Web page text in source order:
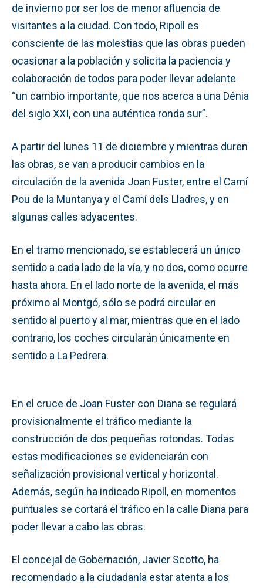
de invierno por ser los de menor afluencia de
visitantes a la ciudad. Con todo, Ripoll es
consciente de las molestias que las obras pueden
ocasionar a la población y solicita la paciencia y
colaboración de todos para poder llevar adelante
“un cambio importante, que nos acerca a una Dénia
del siglo XXI, con una auténtica ronda sur”.
A partir del lunes 11 de diciembre y mientras duren
las obras, se van a producir cambios en la
circulación de la avenida Joan Fuster, entre el Camí
Pou de la Muntanya y el Camí dels Lladres, y en
algunas calles adyacentes.
En el tramo mencionado, se establecerá un único
sentido a cada lado de la vía, y no dos, como ocurre
hasta ahora. En el lado norte de la avenida, el más
próximo al Montgó, sólo se podrá circular en
sentido al puerto y al mar, mientras que en el lado
contrario, los coches circularán únicamente en
sentido a La Pedrera.
En el cruce de Joan Fuster con Diana se regulará
provisionalmente el tráfico mediante la
construcción de dos pequeñas rotondas. Todas
estas modificaciones se evidenciarán con
señalización provisional vertical y horizontal.
Además, según ha indicado Ripoll, en momentos
puntuales se cortará el tráfico en la calle Diana para
poder llevar a cabo las obras.
El concejal de Gobernación, Javier Scotto, ha
recomendado a la ciudadanía estar atenta a los